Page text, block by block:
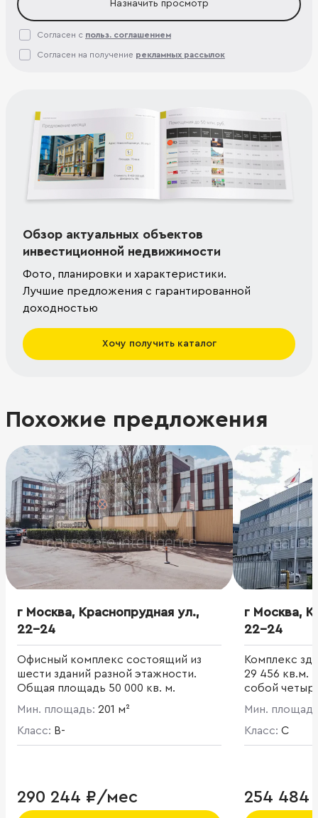
Назначить просмотр
Согласен с польз. соглашением
Согласен на получение рекламных рассылок
Обзор актуальных объектов
инвестиционной недвижимости
Фото, планировки и характеристики.
Лучшие предложения с гарантированной
доходностью
Хочу получить каталог
Похожие предложения
г Москва, Краснопрудная ул.,
22-24
Офисный комплекс состоящий из
шести зданий разной этажности.
Общая площадь 50 000 кв. м.
Мин. площадь: 201 м²
Класс: B-
290 244 ₽/мес
г Москва,
22-24
Комплекс
29 456 кв.м.
собой
здание и
Мин.
Класс: C
254 484